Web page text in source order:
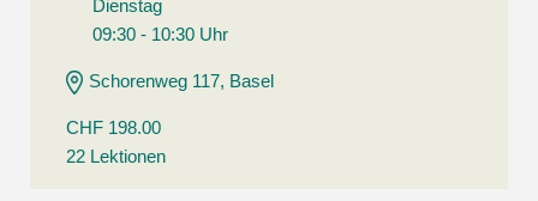
Dienstag
09:30 - 10:30 Uhr
Schorenweg 117, Basel
CHF 198.00
22 Lektionen